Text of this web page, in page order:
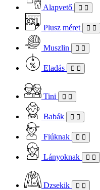
Alapvető
Plusz méret
Muszlin
Eladás
Tini
Babák
Fiúknak
Lányoknak
Dzsekik